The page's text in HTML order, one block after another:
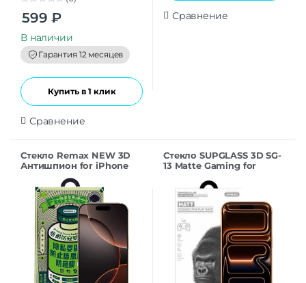
o
t
o
f
5
599 ₽
В наличии
Гарантия 12 месяцев
Купить в 1 клик
Сравнение
Сравнение
Стекло Remax NEW 3D
Антишпион for iPhone
16Pro/17 (6.3”) black
Стекло SUPGLASS 3D SG-
13 Matte Gaming for